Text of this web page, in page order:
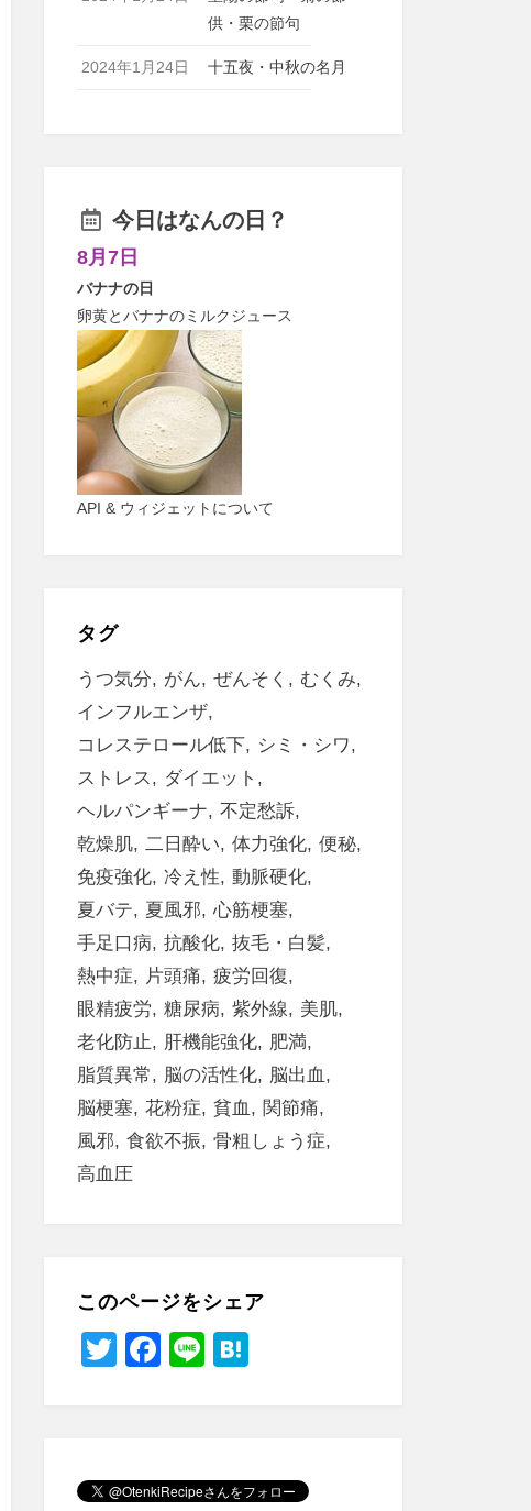
供・栗の節句
2024年1月24日 十五夜・中秋の名月
今日はなんの日？
8月7日
バナナの日
卵黄とバナナのミルクジュース
API & ウィジェットについて
タグ
うつ気分 がん ぜんそく
むくみ
インフルエンザ
コレステロール低下
シミ・シワ
ストレス
ダイエット
ヘルパンギーナ
不定愁訴
乾燥肌 二日酔い 体力強化 便秘
免疫強化 冷え性
動脈硬化
夏バテ
夏風邪
心筋梗塞
手足口病
抗酸化 抜毛・白髪
熱中症
片頭痛
疲労回復
眼精疲労
糖尿病 紫外線
美肌
老化防止
肝機能強化
肥満
脂質異常
脳の活性化
脳出血
脳梗塞
花粉症 貧血
関節痛
風邪
食欲不振
骨粗しょう症
高血圧
このページをシェア
T
F
b
Li
a